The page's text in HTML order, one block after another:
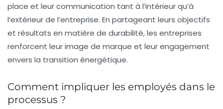
place et leur communication tant à l’intérieur qu’à
l’extérieur de l’entreprise. En partageant leurs objectifs
et résultats en matière de durabilité, les entreprises
renforcent leur image de marque et leur engagement
envers la transition énergétique.
Comment impliquer les employés dans le
processus ?